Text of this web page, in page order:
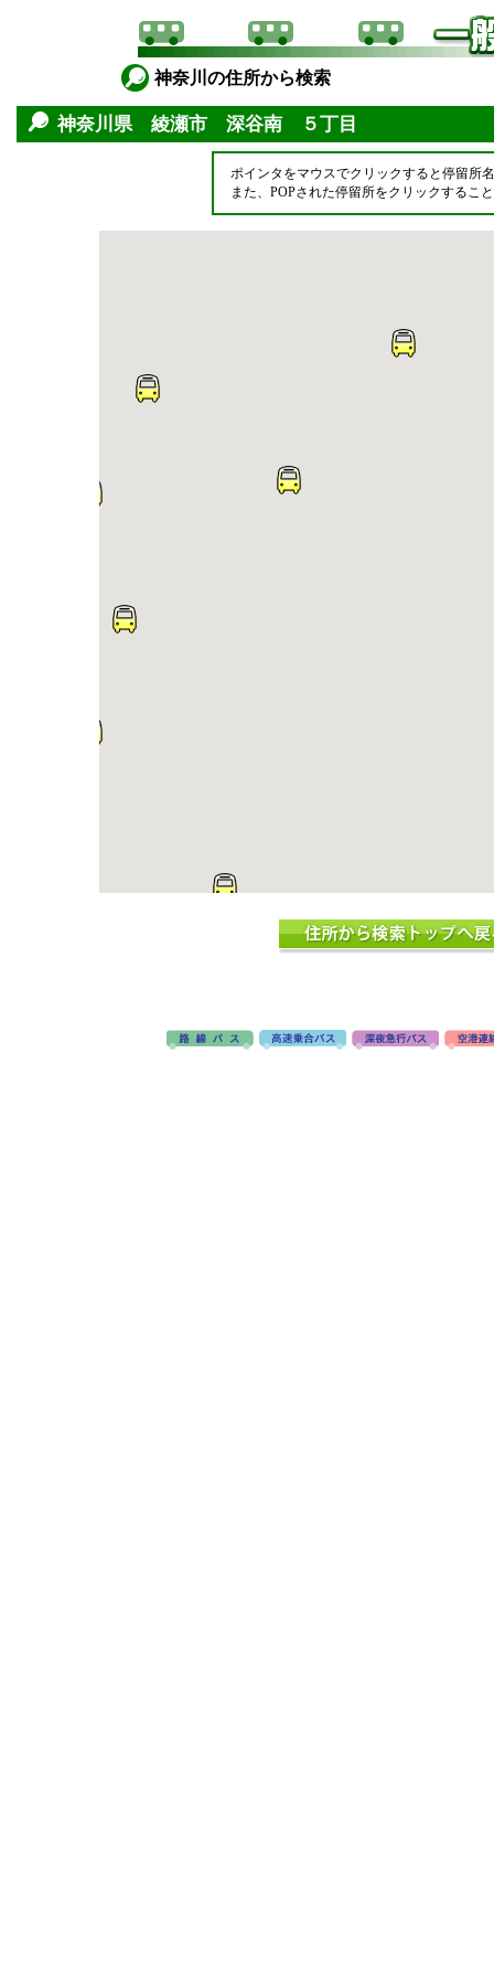
神奈川の住所から検索
神奈川県 綾瀬市 深谷南 ５丁目
ポインタをマウスでクリックすると停留所
また、POPされた停留所をクリックするこ